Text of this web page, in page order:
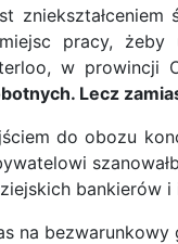
pracy, żeby
w prowincji
Lecz
do obozu
bankierów
na